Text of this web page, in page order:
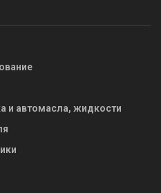
и автомасла, жидкости